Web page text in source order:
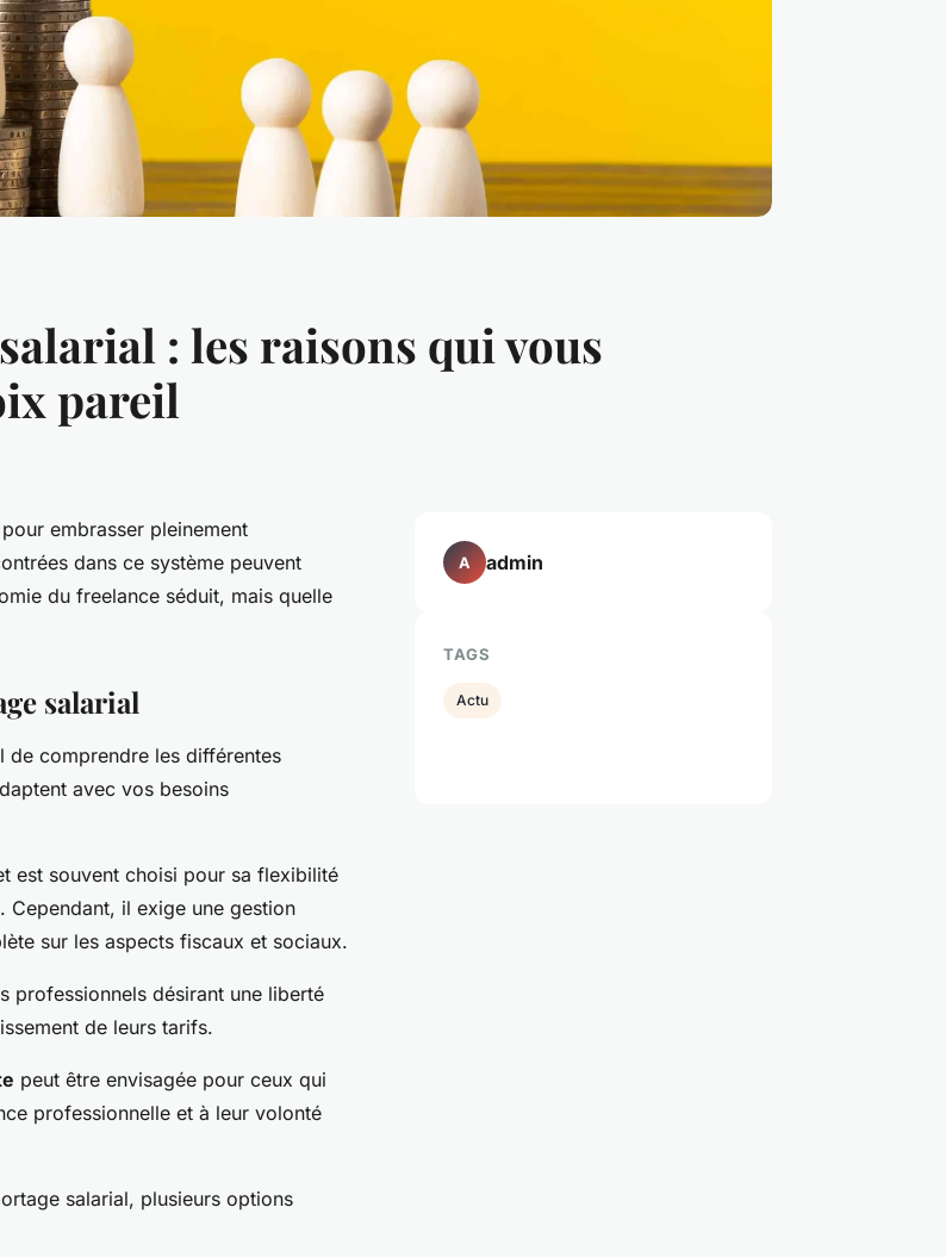
: les raisons qui vous
pareil
embrasser pleinement
dans ce système peuvent
du freelance séduit, mais quelle
salarial
de comprendre les différentes
avec vos besoins
est souvent choisi pour sa flexibilité
Cependant, il exige une gestion
sur les aspects fiscaux et sociaux.
professionnels désirant une liberté
de leurs tarifs.
peut être envisagée pour ceux qui
professionnelle et à leur volonté
salarial, plusieurs options
A admin
TAGS
Actu